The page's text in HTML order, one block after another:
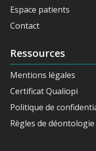
Espace patients
Contact
Ressources
Mentions légales
Certificat Qualiopi
Politique de
Règles de déontologie